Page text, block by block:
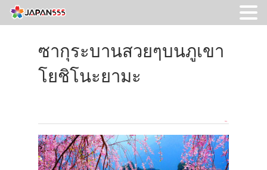
ซากุระบานสวยๆบนภูเขา
โยชิโนะยามะ